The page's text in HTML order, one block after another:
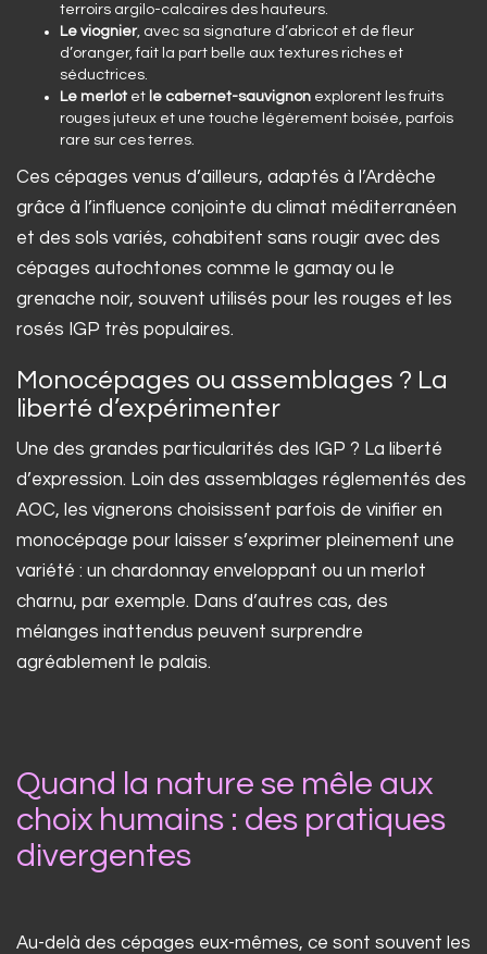
terroirs argilo-calcaires des hauteurs.
Le viognier, avec sa signature d’abricot et de fleur
d’oranger, fait la part belle aux textures riches et
séductrices.
Le merlot et le cabernet-sauvignon explorent les fruits
rouges juteux et une touche légèrement boisée, parfois
rare sur ces terres.
Ces cépages venus d’ailleurs, adaptés à l’Ardèche
grâce à l’influence conjointe du climat méditerranéen
et des sols variés, cohabitent sans rougir avec des
cépages autochtones comme le gamay ou le
grenache noir, souvent utilisés pour les rouges et les
rosés IGP très populaires.
Monocépages ou assemblages ? La
liberté d’expérimenter
Une des grandes particularités des IGP ? La liberté
d’expression. Loin des assemblages réglementés des
AOC, les vignerons choisissent parfois de vinifier en
monocépage pour laisser s’exprimer pleinement une
variété : un chardonnay enveloppant ou un merlot
charnu, par exemple. Dans d’autres cas, des
mélanges inattendus peuvent surprendre
agréablement le palais.
Quand la nature se mêle aux
choix humains : des pratiques
divergentes
Au-delà des cépages eux-mêmes, ce sont souvent les